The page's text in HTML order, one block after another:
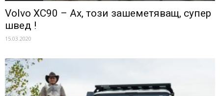
Volvo XC90 – Ах, този зашеметяващ, супер
швед !
15.03.2020